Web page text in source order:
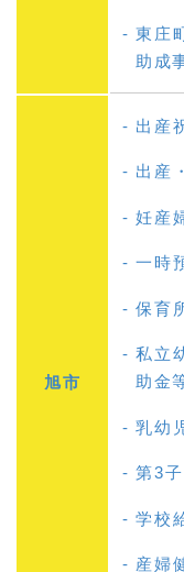
東庄
助成
旭市
出産
出産
妊産
一時
保育
私立
助金
乳幼
第3
学校
産婦